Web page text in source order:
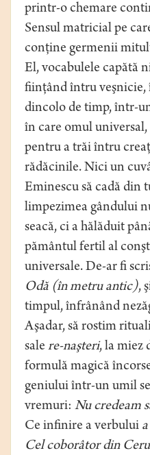
printr-o chemare
Sensul matricial pe
conţine germenii
El, vocabulele capătă
fiinţând întru veşnicie,
dincolo de timp, într-
în care omul
pentru a trăi întru
rădăcinile. Nici un
Eminescu să cadă din
limpezimea gândului
seacă, ci a hălăduit
pământul fertil al
universale. De-ar fi
Odă (în metru antic),
timpul, înfrânând
Aşadar, să rostim
sale re-naşteri, la miez
formulă magică
geniului într-un umil
vremuri: Nu credeam
Ce infinire a verbului
Cel coborâtor din